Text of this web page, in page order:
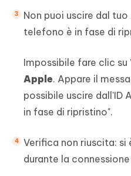
Non puoi uscire dal
telefono è in fase di
Impossibile fare clic su
Apple. Appare il
possibile uscire dall'ID
in fase di ripristino".
Verifica non riuscita:
durante la